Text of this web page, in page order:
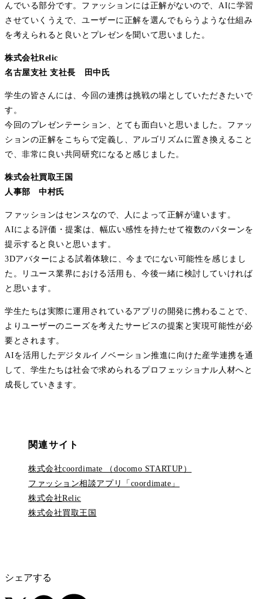
んでいる部分です。ファッションには正解がないので、AIに学習
させていくうえで、ユーザーに正解を選んでもらうような仕組み
を考えられると良いとプレゼンを聞いて思いました。
株式会社Relic
名古屋支社 支社長 田中氏
学生の皆さんには、今回の連携は挑戦の場としていただきたいで
す。
今回のプレゼンテーション、とても面白いと思いました。ファッ
ションの正解をこちらで定義し、アルゴリズムに置き換えること
で、非常に良い共同研究になると感じました。
株式会社買取王国
人事部 中村氏
ファッションはセンスなので、人によって正解が違います。
AIによる評価・提案は、幅広い感性を持たせて複数のパターンを
提示すると良いと思います。
3Dアバターによる試着体験に、今までにない可能性を感じまし
た。リユース業界における活用も、今後一緒に検討していければ
と思います。
学生たちは実際に運用されているアプリの開発に携わることで、
よりユーザーのニーズを考えたサービスの提案と実現可能性が必
要とされます。
AIを活用したデジタルイノベーション推進に向けた産学連携を通
して、学生たちは社会で求められるプロフェッショナル人材へと
成長していきます。
関連サイト
株式会社coordimate （docomo STARTUP）
ファッション相談アプリ「coordimate」
株式会社Relic
株式会社買取王国
シェアする